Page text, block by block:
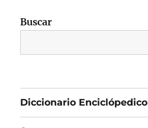
Buscar
Diccionario Enciclópedico